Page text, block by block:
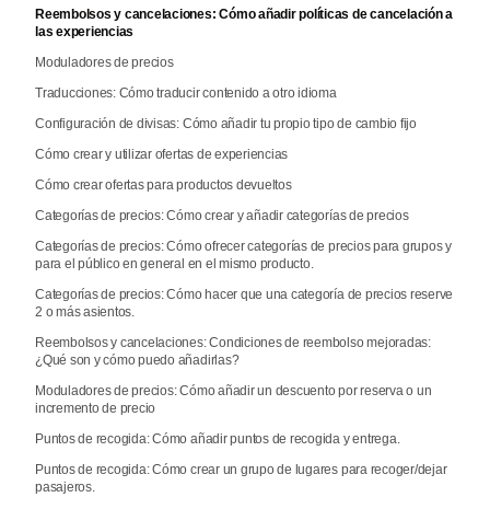
Reembolsos y cancelaciones: Cómo añadir políticas de cancelación a
las experiencias
Moduladores de precios
Traducciones: Cómo traducir contenido a otro idioma
Configuración de divisas: Cómo añadir tu propio tipo de cambio fijo
Cómo crear y utilizar ofertas de experiencias
Cómo crear ofertas para productos devueltos
Categorías de precios: Cómo crear y añadir categorías de precios
Categorías de precios: Cómo ofrecer categorías de precios para grupos y
para el público en general en el mismo producto.
Categorías de precios: Cómo hacer que una categoría de precios reserve
2 o más asientos.
Reembolsos y cancelaciones: Condiciones de reembolso mejoradas:
¿Qué son y cómo puedo añadirlas?
Moduladores de precios: Cómo añadir un descuento por reserva o un
incremento de precio
Puntos de recogida: Cómo añadir puntos de recogida y entrega.
Puntos de recogida: Cómo crear un grupo de lugares para recoger/dejar
pasajeros.